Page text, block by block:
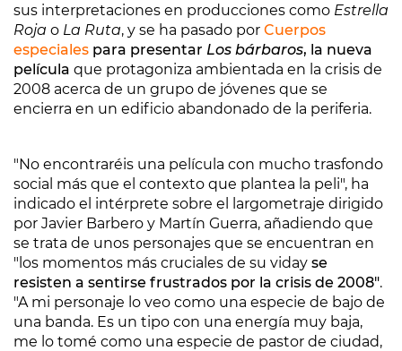
sus interpretaciones en producciones como Estrella
Roja o La Ruta, y se ha pasado por Cuerpos
especiales para presentar Los bárbaros, la nueva
película que protagoniza ambientada en la crisis de
2008 acerca de un grupo de jóvenes que se
encierra en un edificio abandonado de la periferia.
"No encontraréis una película con mucho trasfondo
social más que el contexto que plantea la peli", ha
indicado el intérprete sobre el largometraje dirigido
por Javier Barbero y Martín Guerra, añadiendo que
se trata de unos personajes que se encuentran en
"los momentos más cruciales de su viday se
resisten a sentirse frustrados por la crisis de 2008".
"A mi personaje lo veo como una especie de bajo de
una banda. Es un tipo con una energía muy baja,
me lo tomé como una especie de pastor de ciudad,